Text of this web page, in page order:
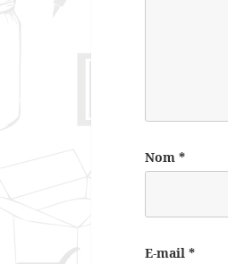
Nom *
E-mail *